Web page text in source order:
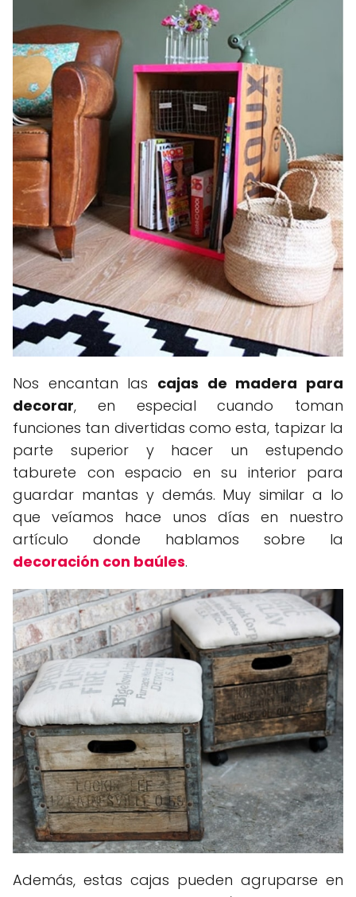
Nos encantan las cajas de madera para
decorar, en especial cuando toman
funciones tan divertidas como esta, tapizar la
parte superior y hacer un estupendo
taburete con espacio en su interior para
guardar mantas y demás. Muy similar a lo
que veíamos hace unos días en nuestro
artículo donde hablamos sobre la
decoración con baúles.
Además, estas cajas pueden agruparse en